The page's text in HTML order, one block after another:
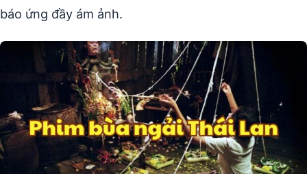
báo ứng đầy ám ảnh.